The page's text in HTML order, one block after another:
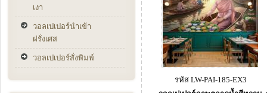
เงา
วอลเปเปอร์นำเข้า
ฝรั่งเศส
วอลเปเปอร์สั่งพิมพ์
รหัส LW-PAI-185-EX3